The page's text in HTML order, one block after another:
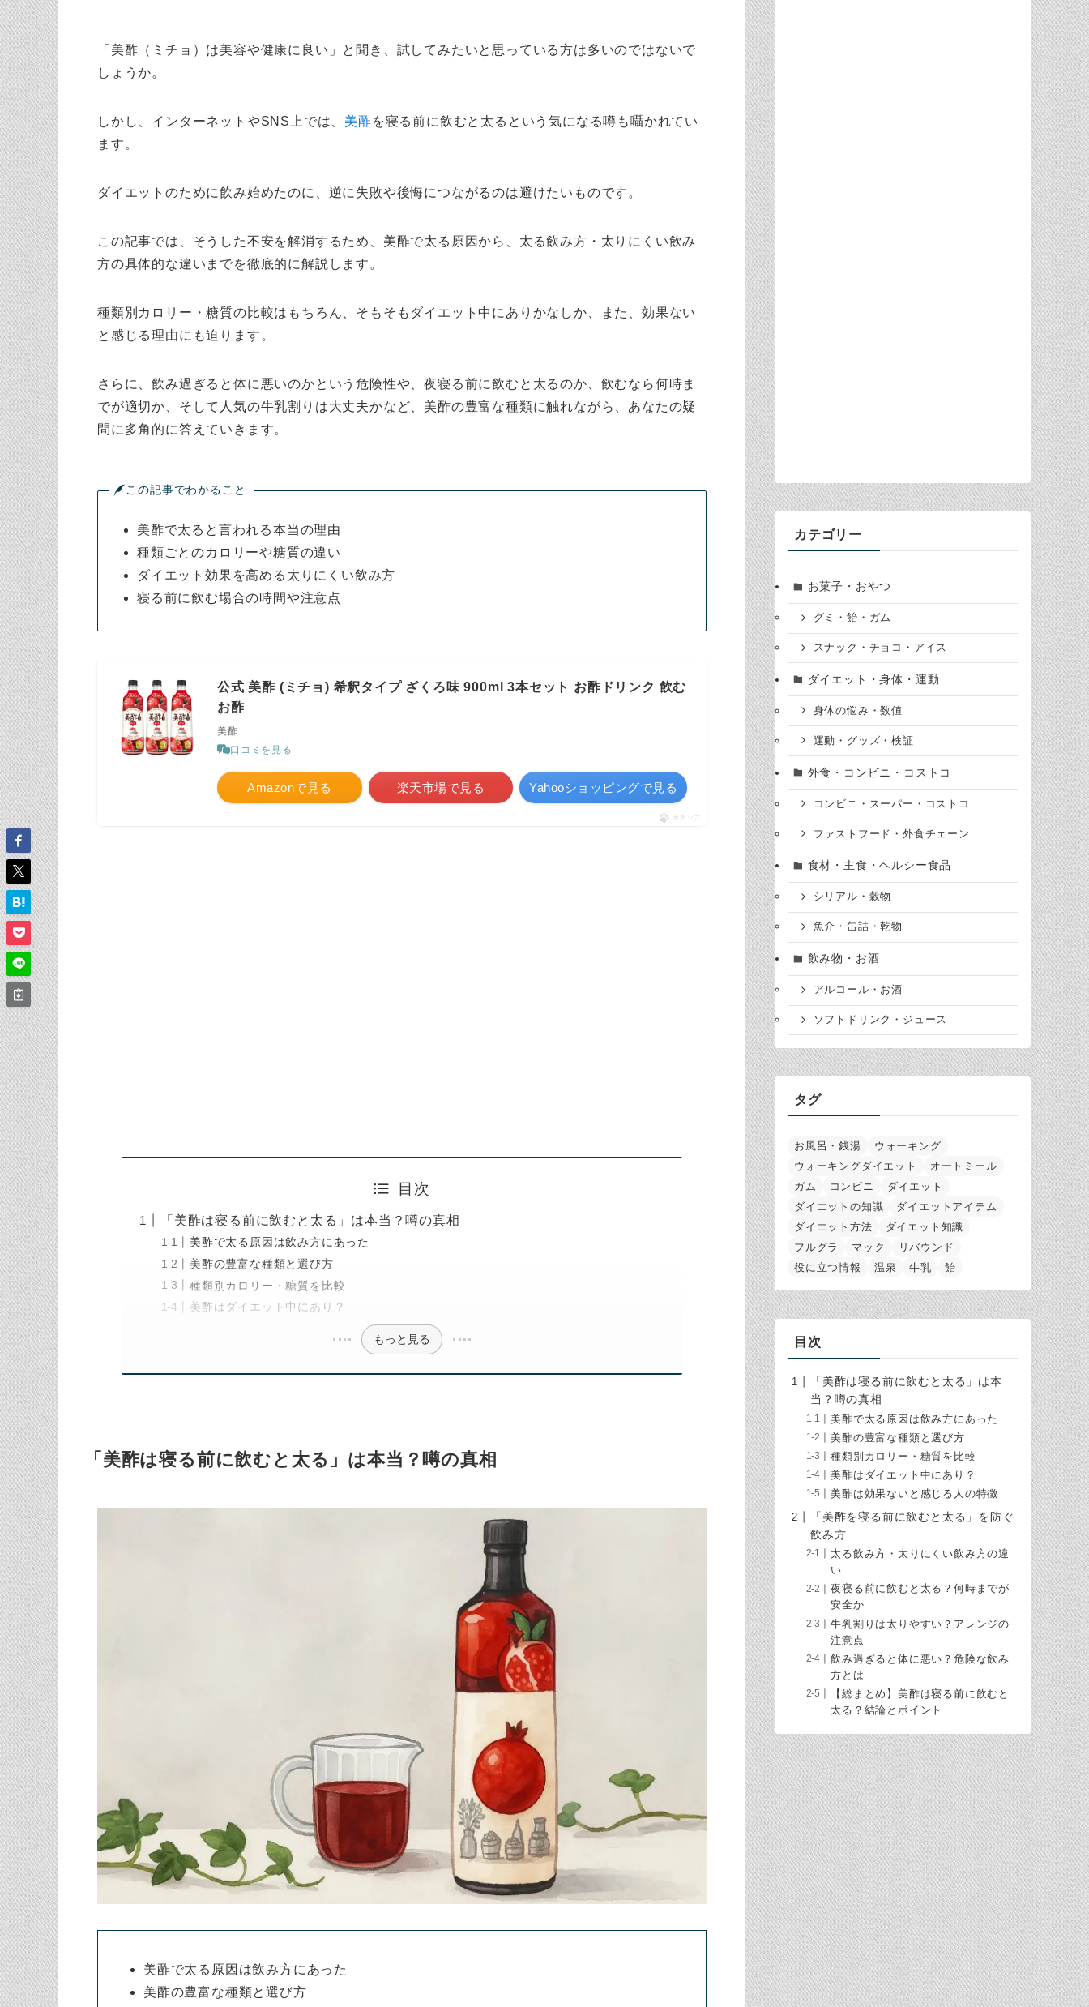
「美酢（ミチョ）は美容や健康に良い」と聞き、試してみたいと思っている方は多いのではないで
しょうか。
しかし、インターネットやSNS上では、 美酢を寝る前に飲むと太るという気になる噂も囁かれてい
ます。
ダイエットのために飲み始めたのに、逆に失敗や後悔につながるのは避けたいものです。
この記事では、そうした不安を解消するため、美酢で太る原因から、太る飲み方・太りにくい飲み
方の具体的な違いまでを徹底的に解説します。
種類別カロリー・糖質の比較はもちろん、そもそもダイエット中にありかなしか、また、効果ない
と感じる理由にも迫ります。
さらに、飲み過ぎると体に悪いのかという危険性や、夜寝る前に飲むと太るのか、飲むなら何時ま
でが適切か、そして人気の牛乳割りは大丈夫かなど、美酢の豊富な種類に触れながら、あなたの疑
問に多角的に答えていきます。
この記事でわかること
美酢で太ると言われる本当の理由
種類ごとのカロリーや糖質の違い
ダイエット効果を高める太りにくい飲み方
寝る前に飲む場合の時間や注意点
公式 美酢 (ミチョ) 希釈タイプ ざくろ味 900ml 3本セット お酢ドリンク 飲む
お酢
美酢
口コミを見る
Amazonで見る 楽天市場で見る Yahooショッピングで見る
ポチップ
目次
「美酢は寝る前に飲むと太る」は本当？噂の真相
美酢で太る原因は飲み方にあった
美酢の豊富な種類と選び方
種類別カロリー・糖質を比較
美酢はダイエット中にあり？
もっと見る
「美酢は寝る前に飲むと太る」は本当？噂の真相
美酢で太る原因は飲み方にあった
美酢の豊富な種類と選び方
カテゴリー
お菓子・おやつ
グミ・飴・ガム
スナック・チョコ・アイス
ダイエット・身体・運動
身体の悩み・数値
運動・グッズ・検証
外食・コンビニ・コストコ
コンビニ・スーパー・コストコ
ファストフード・外食チェーン
食材・主食・ヘルシー食品
シリアル・穀物
魚介・缶詰・乾物
飲み物・お酒
アルコール・お酒
ソフトドリンク・ジュース
タグ
お風呂・銭湯
ウォーキング
ウォーキングダイエット
オートミール
ガム
コンビニ
ダイエット
ダイエットの知識
ダイエットアイテム
ダイエット方法
ダイエット知識
フルグラ
マック
リバウンド
役に立つ情報
温泉 牛乳 飴
目次
「美酢は寝る前に飲むと太る」は本
当？噂の真相
美酢で太る原因は飲み方にあった
美酢の豊富な種類と選び方
種類別カロリー・糖質を比較
美酢はダイエット中にあり？
美酢は効果ないと感じる人の特徴
「美酢を寝る前に飲むと太る」を防ぐ
飲み方
太る飲み方・太りにくい飲み方の違
い
夜寝る前に飲むと太る？何時までが
安全か
牛乳割りは太りやすい？アレンジの
注意点
飲み過ぎると体に悪い？危険な飲み
方とは
【総まとめ】美酢は寝る前に飲むと
太る？結論とポイント